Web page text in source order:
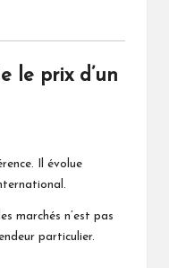
le prix d’un
Il évolue
marchés n’est pas
particulier.